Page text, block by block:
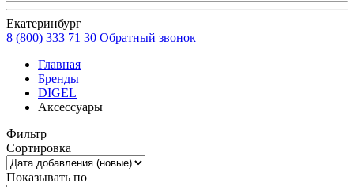
Екатеринбург
8 (800) 333 71 30 Обратный звонок
Главная
Бренды
DIGEL
Аксессуары
Фильтр
Сортировка
Показывать по